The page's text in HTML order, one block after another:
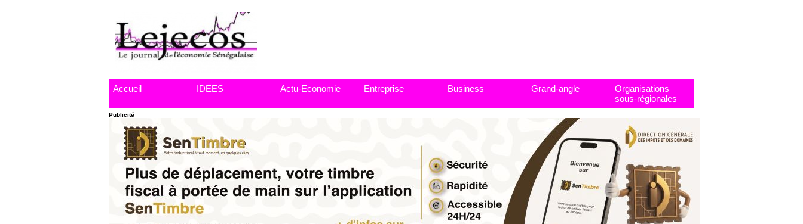
Accueil IDEES Actu-Economie Entreprise Business Grand-angle
Organisations
sous-régionales
Publicité